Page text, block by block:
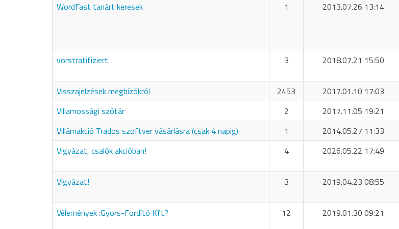
WordFast tanárt keresek
1 2013.07.26 13:14
vorstratifiziert
3 2018.07.21 15:50
Visszajelzések megbízókról
2453 2017.01.10 17:03
Villamossági szótár
2 2017.11.05 19:21
Villámakció Trados szoftver vásárlásra (csak 4 napig)
1 2014.05.27 11:33
Vigyázat, csalók akcióban!
4 2026.05.22 17:49
Vigyázat!
3 2019.04.23 08:55
Vélemények :Gyors-Fordító Kft?
12 2019.01.30 09:21